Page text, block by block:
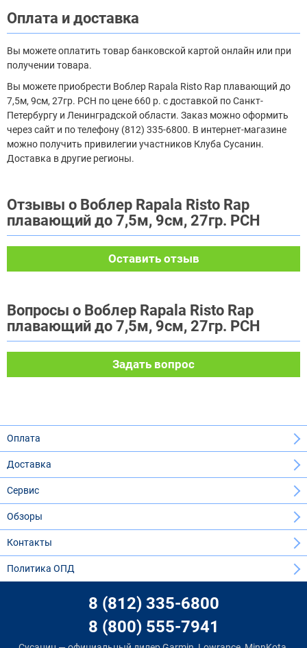
Оплата и доставка
Вы можете оплатить товар банковской картой онлайн или при
получении товара.
Вы можете приобрести Воблер Rapala Risto Rap плавающий до
7,5м, 9см, 27гр. PCH по цене 660 р. с доставкой по Санкт-
Петербургу и Ленинградской области. Заказ можно оформить
через сайт и по телефону (812) 335-6800. В интернет-магазине
можно получить привилегии участников Клуба Сусанин.
Доставка в другие регионы.
Отзывы о Воблер Rapala Risto Rap
плавающий до 7,5м, 9см, 27гр. PCH
Оставить отзыв
Вопросы о Воблер Rapala Risto Rap
плавающий до 7,5м, 9см, 27гр. PCH
Задать вопрос
Оплата
Доставка
Сервис
Обзоры
Контакты
Политика ОПД
8 (812) 335-6800
8 (800) 555-7941